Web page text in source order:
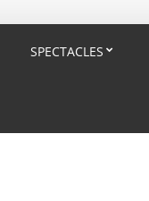
SPECTACLES